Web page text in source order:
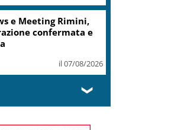
Cinque Terre e
desideri degli
il 07/08/2026
❯